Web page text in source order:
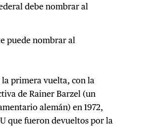
debe nombrar al
puede nombrar al
la primera vuelta, con la
de Rainer Barzel (un
alemán) en 1972,
que fueron devueltos por la